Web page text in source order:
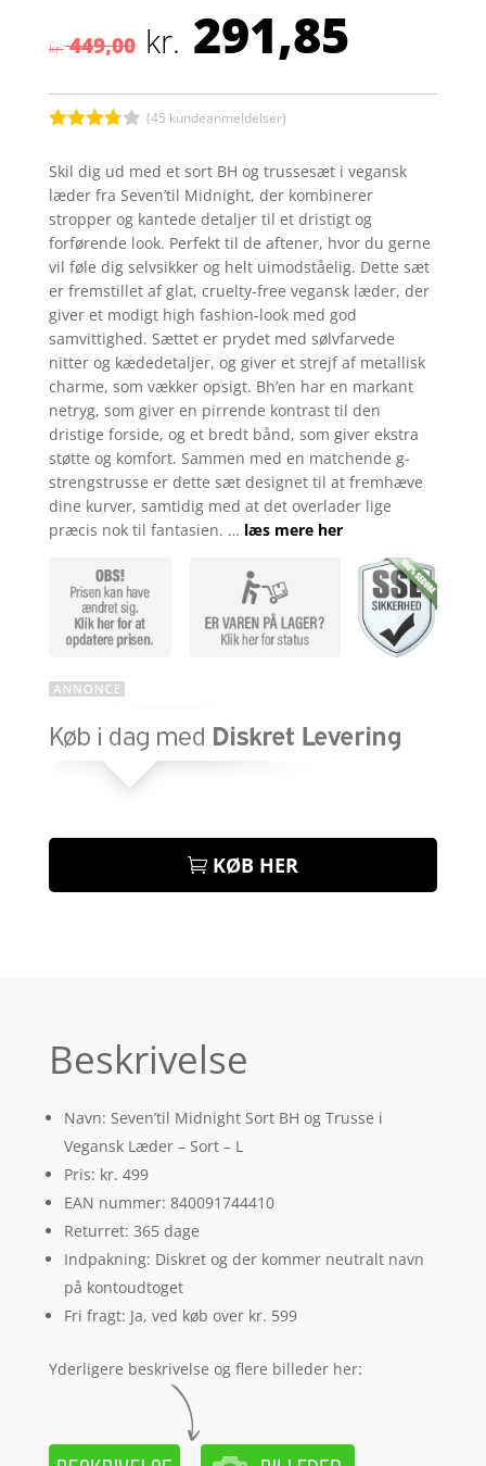
kr.449,00 Den
oprindelige
pris
var:
kr. 449,00.
kr. 291,85Den
pris
er:
3.7ud
af 5
baseret
på
kundebed
ømmels
(45 kundeanmeldelser)
Skil dig ud med et sort BH og trussesæt i vegansk
læder fra Seven’til Midnight, der kombinerer
stropper og kantede detaljer til et dristigt og
forførende look. Perfekt til de aftener, hvor du gerne
vil føle dig selvsikker og helt uimodståelig. Dette sæt
er fremstillet af glat, cruelty-free vegansk læder, der
giver et modigt high fashion-look med god
samvittighed. Sættet er prydet med sølvfarvede
nitter og kædedetaljer, og giver et strejf af metallisk
charme, som vækker opsigt. Bh’en har en markant
netryg, som giver en pirrende kontrast til den
dristige forside, og et bredt bånd, som giver ekstra
støtte og komfort. Sammen med en matchende g-
strengstrusse er dette sæt designet til at fremhæve
dine kurver, samtidig med at det overlader lige
præcis nok til fantasien. … læs mere her
KØB HER
Beskrivelse
Navn: Seven’til Midnight Sort BH og Trusse i
Vegansk Læder – Sort – L
Pris: kr. 499
EAN nummer: 840091744410
Returret: 365 dage
Indpakning: Diskret og der kommer neutralt navn
på kontoudtoget
Fri fragt: Ja, ved køb over kr. 599
Yderligere beskrivelse og flere billeder her: